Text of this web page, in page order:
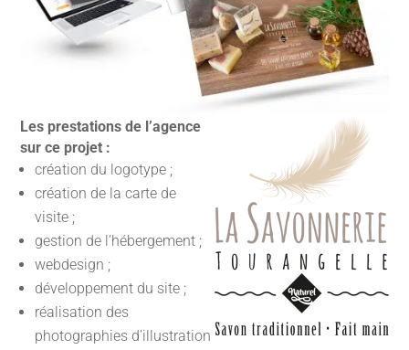
Les prestations de l’agence
sur ce projet :
création du logotype ;
création de la carte de
visite ;
gestion de l’hébergement ;
webdesign ;
développement du site ;
réalisation des
photographies d’illustration